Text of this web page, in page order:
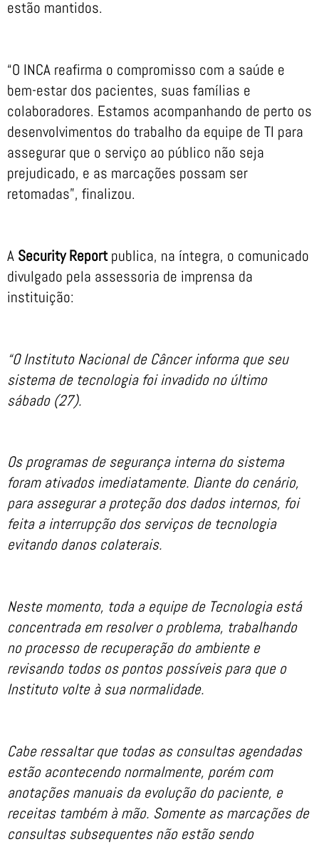
estão mantidos.
“O INCA reafirma o compromisso com a saúde e
bem-estar dos pacientes, suas famílias e
colaboradores. Estamos acompanhando de perto os
desenvolvimentos do trabalho da equipe de TI para
assegurar que o serviço ao público não seja
prejudicado, e as marcações possam ser
retomadas”, finalizou.
A Security Reportpublica, na íntegra, o comunicado
divulgado pela assessoria de imprensa da
instituição:
“O Instituto Nacional de Câncer informa que seu
sistema de tecnologia foi invadido no último
sábado (27).
Os programas de segurança interna do sistema
foram ativados imediatamente. Diante do cenário,
para assegurar a proteção dos dados internos, foi
feita a interrupção dos serviços de tecnologia
evitando danos colaterais.
Neste momento, toda a equipe de Tecnologia está
concentrada em resolver o problema, trabalhando
no processo de recuperação do ambiente e
revisando todos os pontos possíveis para que o
Instituto volte à sua normalidade.
Cabe ressaltar que todas as consultas agendadas
estão acontecendo normalmente, porém com
anotações manuais da evolução do paciente, e
receitas também à mão. Somente as marcações de
consultas subsequentes não estão sendo